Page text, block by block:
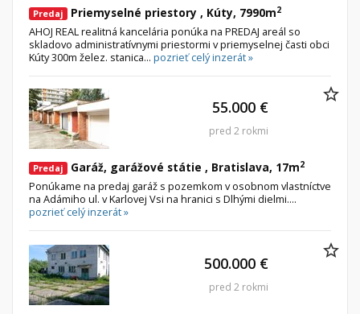
search Hľadaj
Uložiť vyhľadávanie | alternate_emailZasielať na email
Predaj Priemyselné priestory , Kúty, 7990m2
AHOJ REAL realitná kancelária ponúka na PREDAJ areál so
skladovo administratívnymi priestormi v priemyselnej časti obci
Kúty 300m želez. stanica... pozrieť celý inzerát »
Predaj Garáž, garážové státie , Bratislava, 17m2
Ponúkame na predaj garáž s pozemkom v osobnom vlastníctve
na Adámiho ul. v Karlovej Vsi na hranici s Dlhými dielmi....
pozrieť celý inzerát »
55.000 €
pred 2 rokmi
500.000 €
pred 2 rokmi